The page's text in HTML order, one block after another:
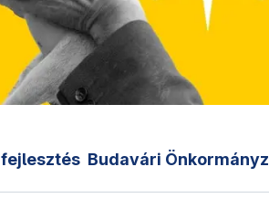
fejlesztés Budavári